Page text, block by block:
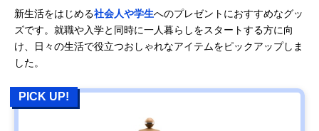
新生活をはじめる社会人や学生へのプレゼントにおすすめなグッ
ズです。就職や入学と同時に一人暮らしをスタートする方に向
け、日々の生活で役立つおしゃれなアイテムをピックアップしま
した。
PICK UP!